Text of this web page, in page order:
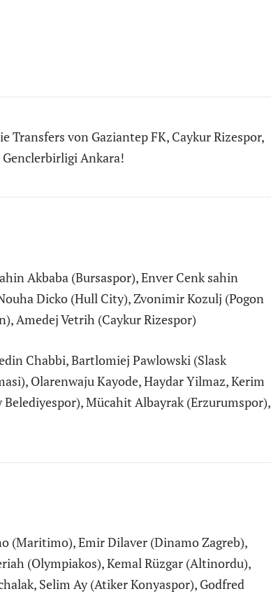
Transfers von Gaziantep FK, Caykur Rizespor,
Ankara!
Akbaba (Bursaspor), Enver Cenk sahin
Dicko (Hull City), Zvonimir Kozulj (Pogon
Amedej Vetrih (Caykur Rizespor)
Chabbi, Bartlomiej Pawlowski (Slask
Olarenwaju Kayode, Haydar Yilmaz, Kerim
Belediyespor), Mücahit Albayrak (Erzurumspor),
(Maritimo), Emir Dilaver (Dinamo Zagreb),
(Olympiakos), Kemal Rüzgar (Altinordu),
Selim Ay (Atiker Konyaspor), Godfred